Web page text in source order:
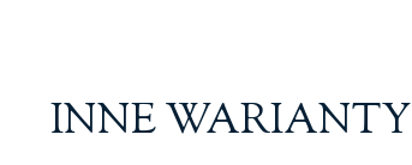
INNE WARIANTY